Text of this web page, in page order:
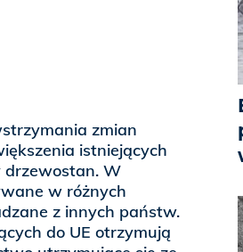
zmian
istniejących
drzewostan. W
w różnych
z innych państw.
do UE otrzymują